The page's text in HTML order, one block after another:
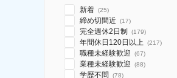
新着 (25)
締め切間近 (17)
完全週休2日制 (179)
年間休日120日以上 (217)
職種未経験歓迎 (67)
業種未経験歓迎 (88)
学歴不問 (78)